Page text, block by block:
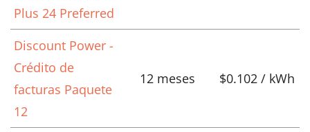
Plus 24 Preferred
Discount Power -
Crédito de
facturas Paquete
12
12 meses $0.102 / kWh